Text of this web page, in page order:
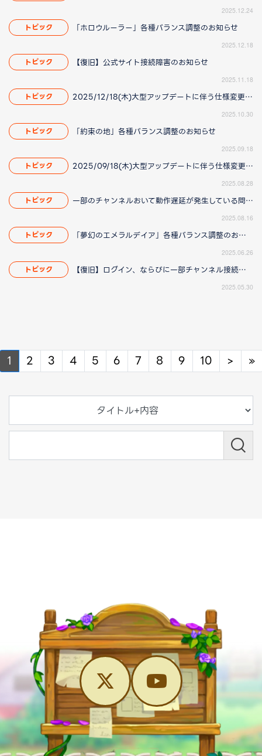
2025.12.24
トピック 「ホロウルーラー」各種バランス調整のお知らせ
2025.12.18
トピック 【復旧】公式サイト接続障害のお知らせ
2025.11.18
トピック 2025/12/18(木)大型アップデートに伴う仕様変更のお知らせ(2025/11/20更新)
2025.10.30
トピック 「約束の地」各種バランス調整のお知らせ
2025.09.18
トピック 2025/09/18(木)大型アップデートに伴う仕様変更のお知らせ(2025/8/28 16:00更新)
2025.08.28
トピック 一部のチャンネルおいて動作遅延が発生している問題について(2025/8/21 更新)
2025.08.16
トピック 「夢幻のエメラルデイア」各種バランス調整のお知らせ
2025.06.26
トピック 【復旧】ログイン、ならびに一部チャンネル接続障害のお知らせ
2025.05.30
1 2 3 4 5 6 7 8 9 10 > Next
»